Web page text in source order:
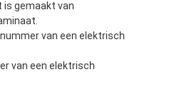
gemaakt van
van een elektrisch
van een elektrisch